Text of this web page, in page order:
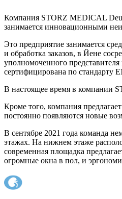
Компания STORZ MEDICAL
занимается инновационными
Это предприятие занимается
и обработка заказов, в Йене
уполномоченного
сертифицирована по стандарту
В настоящее время в компании
Кроме того, компания
постоянно появляются новые
В сентябре 2021 года команда
этажах. На нижнем этаже
современная площадка
огромные окна в пол, и